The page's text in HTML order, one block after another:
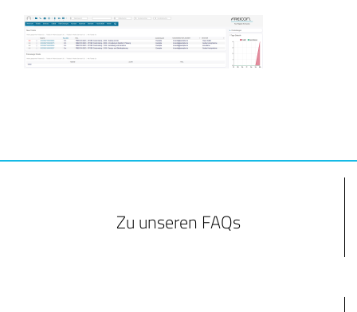
Zu unseren FAQs